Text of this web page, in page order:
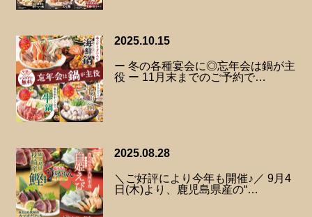
2025.10.15
ー 冬の各種宴会に◎忘年会は鍋が主
役 ー 11月末までのご予約で…
2025.08.28
＼ご好評により今年も開催♪／ 9月4
日(木)より、鹿児島県産の“…